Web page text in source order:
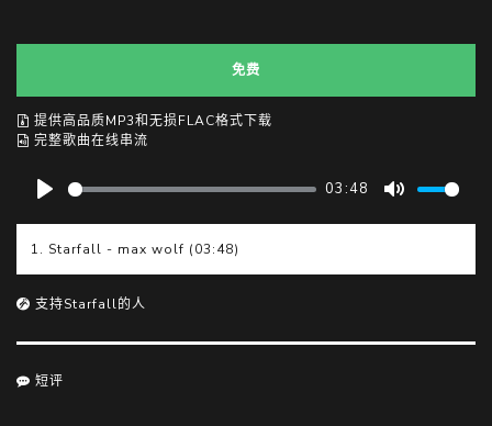
免费
提供高品质MP3和无损FLAC格式下载
完整歌曲在线串流
03:48
1. Starfall - max wolf (03:48)
支持Starfall的人
短评